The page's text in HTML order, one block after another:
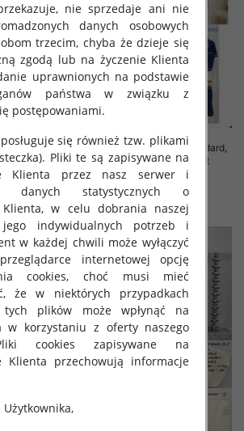
Standard,
6 szt
Komplet damskie Roz Standard,
Mix Kolor Paczka 12 szt
55.00 zł
szczegóły
nie sprzedaje ani nie
danych osobowych
trzecim, chyba że dzieje się
zgodą lub na życzenie Klienta
uprawnionych na podstawie
państwa w związku z
postępowaniami.
się również tzw. plikami
Pliki te są zapisywane na
Klienta przez nasz serwer i
danych statystycznych o
Klienta, w celu dobrania naszej
indywidualnych potrzeb i
w każdej chwili może wyłączyć
internetowej opcję
cookies, choć musi mieć
że w niektórych przypadkach
tych plików może wpłynąć na
w korzystaniu z oferty naszego
cookies zapisywane na
Klienta przechowują informacje